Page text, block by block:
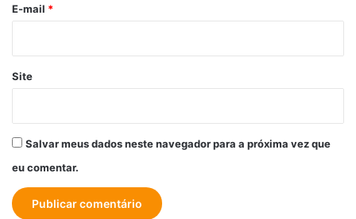
*
E-mail *
Site
Salvar meus dados neste navegador para a próxima vez que
eu comentar.